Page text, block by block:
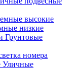
высокие
низкие
Грунтовые
номера
Уличные